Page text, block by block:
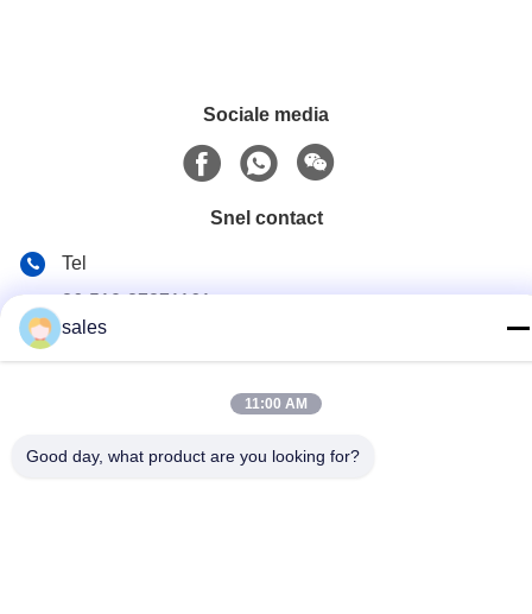
Sociale media
Snel contact
Tel
86-510-87871161
No.1 Xinghe Road, industriële zone Heqiao, Yixing, Jiangsu,
sales
11:00 AM
Good day, what product are you looking for?